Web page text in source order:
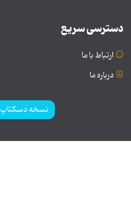
دسترسی سریع
ارتباط با ما
درباره ما
نسخه دسکتاپ